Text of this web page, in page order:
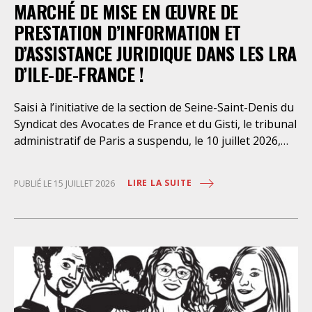
MARCHÉ DE MISE EN ŒUVRE DE
PRESTATION D’INFORMATION ET
D’ASSISTANCE JURIDIQUE DANS LES LRA
D’ILE-DE-FRANCE !
Saisi à l’initiative de la section de Seine-Saint-Denis du
Syndicat des Avocat.es de France et du Gisti, le tribunal
administratif de Paris a suspendu, le 10 juillet 2026,
juridique des étrangers maintenus dans les locaux de
droits fondamentaux des personnes retenues et
contreviennent de manière flagrante aux règles
déontologiques régissant la profession d’avocat. Ainsi,
l’assistance dont bénéficient les personnes retenues,
PUBLIÉ LE 15 JUILLET 2026 LIRE LA SUITE